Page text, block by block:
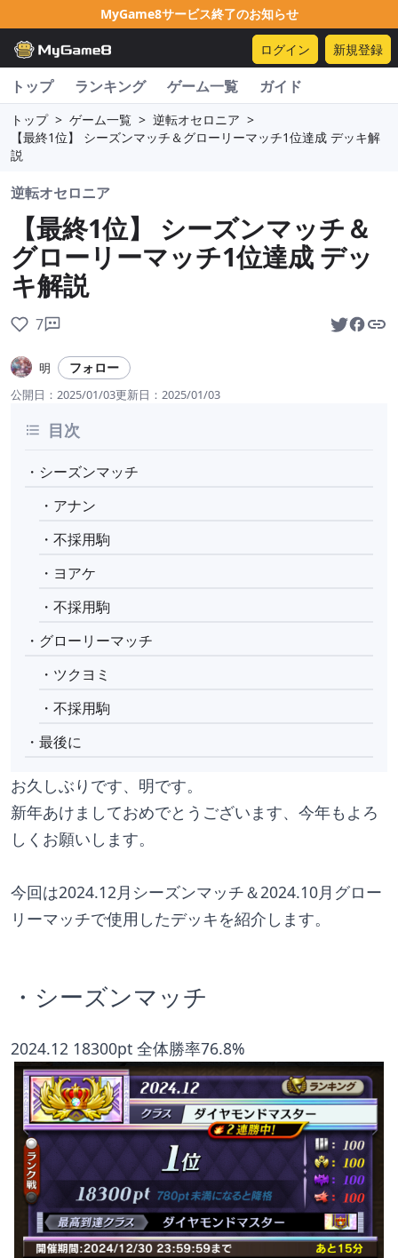
MyGame8サービス終了のお知らせ
ログイン 新規登録
トップ ランキング ゲーム一覧 ガイド
トップ > ゲーム一覧 > 逆転オセロニア >
【最終1位】 シーズンマッチ＆グローリーマッチ1位達成 デッキ解
説
逆転オセロニア
【最終1位】 シーズンマッチ＆
グローリーマッチ1位達成 デッ
キ解説
7
明 フォロー
公開日： 2025/01/03更新日： 2025/01/03
目次
・シーズンマッチ
・アナン
・不採用駒
・ヨアケ
・不採用駒
・グローリーマッチ
・ツクヨミ
・不採用駒
・最後に
お久しぶりです、明です。
新年あけましておめでとうございます、今年もよろ
しくお願いします。
今回は2024.12月シーズンマッチ＆2024.10月グロー
リーマッチで使用したデッキを紹介します。
・シーズンマッチ
2024.12 18300pt 全体勝率76.8%